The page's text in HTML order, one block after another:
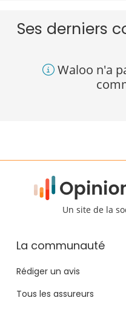
Ses derniers
Waloo n'a
Un site de la
La communauté
Rédiger un avis
Tous les assureurs